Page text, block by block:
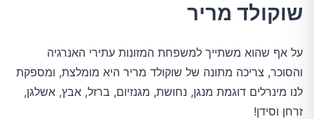
שוקולד מריר
על אף שהוא משתייך למשפחת המזונות עתירי האנרגיה
והסוכר, צריכה מתונה של שוקולד מריר היא מומלצת, ומספקת
לנו מינרלים דוגמת מנגן, נחושת, מגנזיום, ברזל, אבץ, אשלגן,
זרחן וסידן!